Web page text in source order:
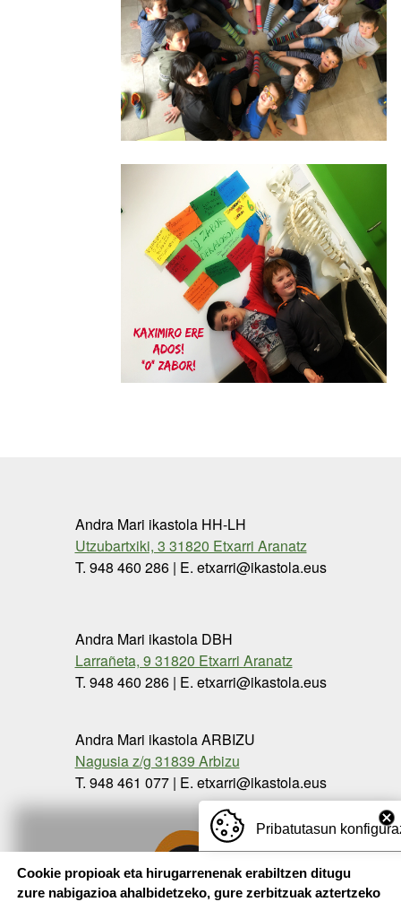
Andra Mari ikastola HH-LH
Utzubartxiki, 3 31820 Etxarri Aranatz
T. 948 460 286 | E. etxarri@ikastola.eus
Andra Mari ikastola DBH
Larrañeta, 9 31820 Etxarri Aranatz
T. 948 460 286 | E. etxarri@ikastola.eus
Andra Mari ikastola ARBIZU
Nagusia z/g 31839 Arbizu
T. 948 461 077 | E. etxarri@ikastola.eus
Pribatutasun
Cookie propioak eta hirugarrenenak erabiltzen ditugu
zure nabigazioa ahalbidetzeko, gure zerbitzuak aztertzeko